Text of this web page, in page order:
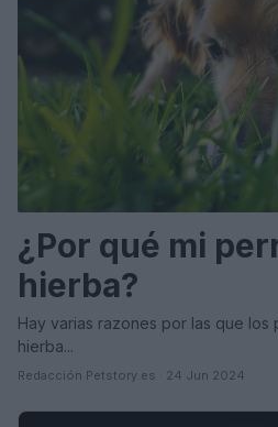
¿Por qué mi
hierba?
Hay varias razones por las que
hierba...
Redacción Petstory.es · 24 Jun 2024